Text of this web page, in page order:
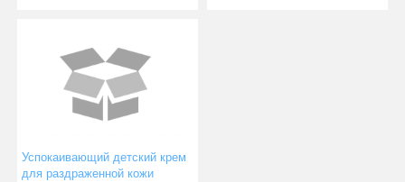
Успокаивающий детский крем
для раздраженной кожи